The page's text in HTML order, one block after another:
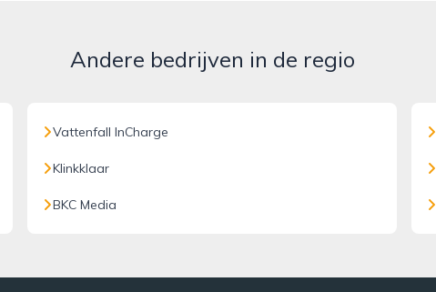
Andere bedrijven in de regio
Vattenfall InCharge
Klinkklaar
BKC Media